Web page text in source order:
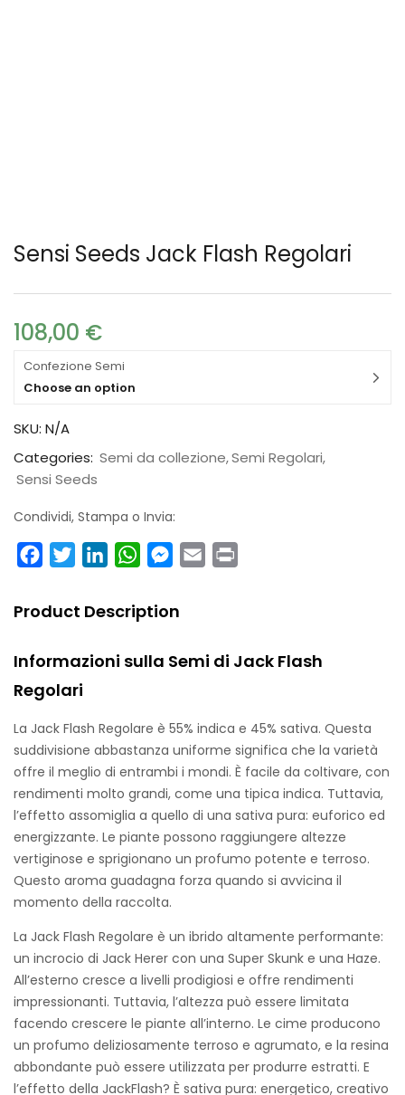
Sensi Seeds Jack Flash Regolari
108,00 €
Confezione Semi
Choose an option
SKU: N/A
Categories: Semi da collezione Semi Regolari
Sensi Seeds
Condividi, Stampa o Invia:
FacebookTwitterLinkedInWhatsAppMessenger
Email
Product Description
Informazioni sulla Semi di Jack Flash
Regolari
La Jack Flash Regolare è 55% indica e 45% sativa. Questa
suddivisione abbastanza uniforme significa che la varietà
offre il meglio di entrambi i mondi. È facile da coltivare, con
rendimenti molto grandi, come una tipica indica. Tuttavia,
l’effetto assomiglia a quello di una sativa pura: euforico ed
energizzante. Le piante possono raggiungere altezze
vertiginose e sprigionano un profumo potente e terroso.
Questo aroma guadagna forza quando si avvicina il
momento della raccolta.
La Jack Flash Regolare è un ibrido altamente performante:
un incrocio di Jack Herer con una Super Skunk e una Haze.
All’esterno cresce a livelli prodigiosi e offre rendimenti
impressionanti. Tuttavia, l’altezza può essere limitata
facendo crescere le piante all’interno. Le cime producono
un profumo deliziosamente terroso e agrumato, e la resina
abbondante può essere utilizzata per produrre estratti. E
l’effetto della JackFlash? È sativa pura: energetico, creativo